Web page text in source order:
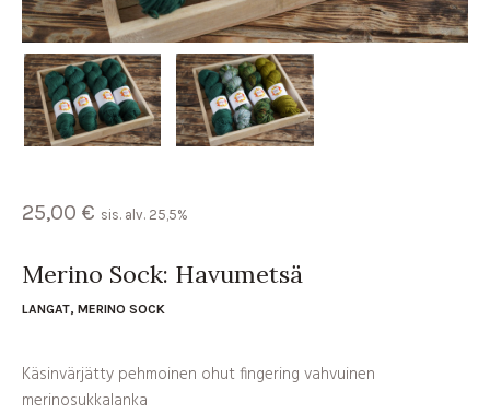
25,00 € sis. alv. 25,5%
Merino Sock: Havumetsä
LANGAT, MERINO SOCK
Käsinvärjätty pehmoinen ohut fingering vahvuinen
merinosukkalanka